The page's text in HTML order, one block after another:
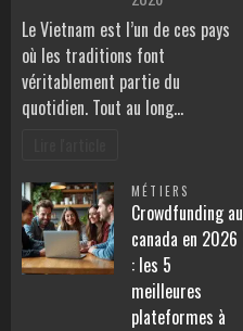
Le Vietnam est l’un de ces pays
où les traditions font
véritablement partie du
quotidien. Tout au long…
MÉTIERS
Crowdfunding au
canada en 2026
: les 5
meilleures
plateformes à